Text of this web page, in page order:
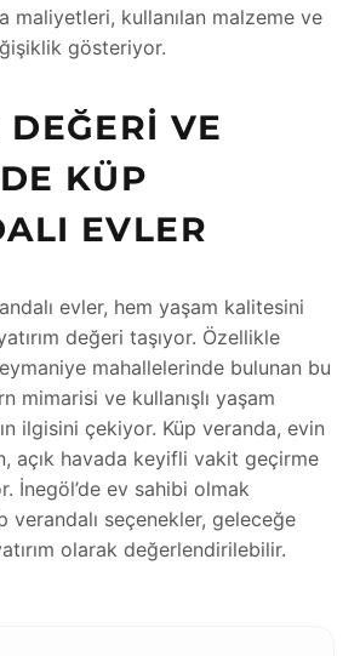
maliyetleri, kullanılan malzeme ve
gösteriyor.
VE
KÜP
EVLER
evler, hem yaşam kalitesini
değeri taşıyor. Özellikle
mahallelerinde bulunan bu
mimarisi ve kullanışlı yaşam
ilgisini çekiyor. Küp veranda, evin
açık havada keyifli vakit geçirme
İnegöl’de ev sahibi olmak
verandalı seçenekler, geleceğe
olarak değerlendirilebilir.